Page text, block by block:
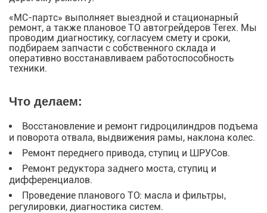
«МС-партс» выполняет выездной и стационарный
ремонт, а также плановое ТО автогрейдеров Terex. Мы
проводим диагностику, согласуем смету и сроки,
подбираем запчасти с собственного склада и
оперативно восстанавливаем работоспособность
техники.
Что делаем:
Восстановление и ремонт гидроцилиндров подъема
и поворота отвала, выдвижения рамы, наклона колес.
Ремонт переднего привода, ступиц и ШРУСов.
Ремонт редуктора заднего моста, ступиц и
дифференциалов.
Проведение планового ТО: масла и фильтры,
регулировки, диагностика систем.